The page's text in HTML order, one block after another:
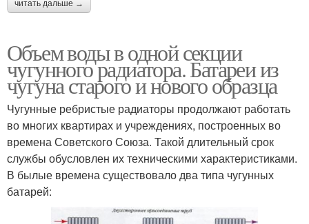
читать дальше →
Объем воды в одной секции
чугунного радиатора. Батареи из
чугуна старого и нового образца
Чугунные ребристые радиаторы продолжают работать
во многих квартирах и учреждениях, построенных во
времена Советского Союза. Такой длительный срок
службы обусловлен их техническими характеристиками.
В былые времена существовало два типа чугунных
батарей: